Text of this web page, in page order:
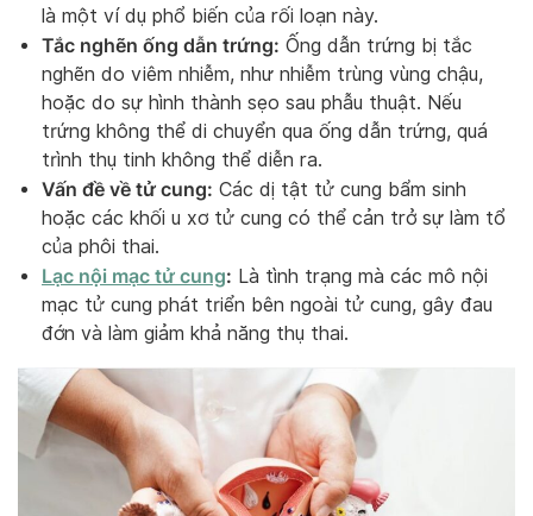
là một ví dụ phổ biến của rối loạn này.
Tắc nghẽn ống dẫn trứng: Ống dẫn trứng bị tắc
nghẽn do viêm nhiễm, như nhiễm trùng vùng chậu,
hoặc do sự hình thành sẹo sau phẫu thuật. Nếu
trứng không thể di chuyển qua ống dẫn trứng, quá
trình thụ tinh không thể diễn ra.
Vấn đề về tử cung: Các dị tật tử cung bẩm sinh
hoặc các khối u xơ tử cung có thể cản trở sự làm tổ
của phôi thai.
Lạc nội mạc tử cung: Là tình trạng mà các mô nội
mạc tử cung phát triển bên ngoài tử cung, gây đau
đớn và làm giảm khả năng thụ thai.